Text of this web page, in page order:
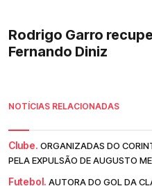
Rodrigo Garro
Fernando Diniz
NOTÍCIAS RELACIONADAS
Clube. ORGANIZADAS DO
PELA EXPULSÃO DE AUGUSTO
Futebol. AUTORA DO GOL DA